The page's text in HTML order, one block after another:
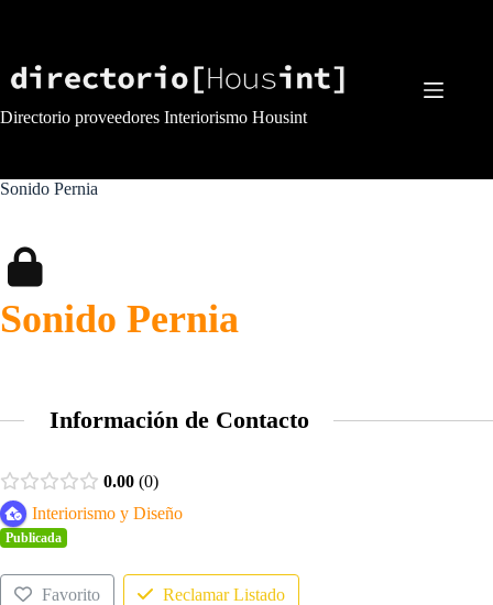
Directorio proveedores Interiorismo Housint
Sonido Pernia
Sonido Pernia
Información de Contacto
0.00 0
Interiorismo y Diseño
Publicada
Favorito Reclamar Listado